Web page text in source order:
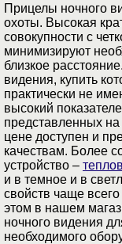
Прицелы ночного
охоты. Высокая
совокупности с
минимизируют
близкое
видения, купить
практически не
высокий
представленных
цене доступен и
качествам. Более
устройство –
и в темное и в
свойств чаще
этом в нашем
ночного видения
необходимого